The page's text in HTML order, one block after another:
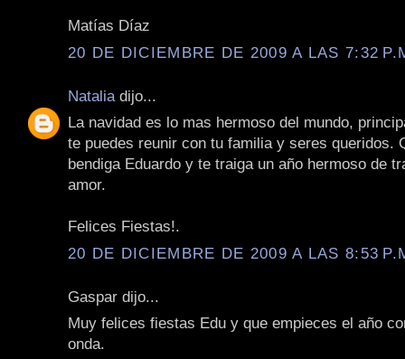
Matías Díaz
20 DE DICIEMBRE DE 2009 A LAS 7:32
Natalia dijo...
La navidad es lo mas hermoso del mundo,
te puedes reunir con tu familia y seres queridos.
bendiga Eduardo y te traiga un año hermoso de
amor.
Felices Fiestas!.
20 DE DICIEMBRE DE 2009 A LAS 8:53
Gaspar dijo...
Muy felices fiestas Edu y que empieces el año
onda.